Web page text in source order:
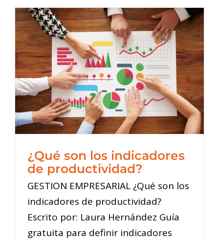
¿Qué son los indicadores
de productividad?
GESTION EMPRESARIAL ¿Qué son los
indicadores de productividad?
Escrito por: Laura Hernández Guía
gratuita para definir indicadores